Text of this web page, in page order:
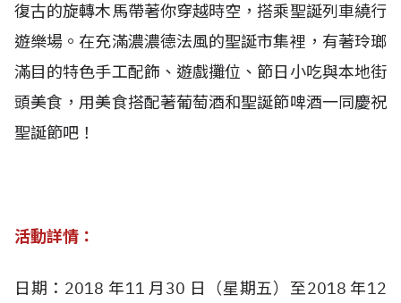
復古的旋轉木馬帶著你穿越時空，搭乘聖誕列車繞行
遊樂場。在充滿濃濃德法風的聖誕市集裡，有著玲瑯
滿目的特色手工配飾、遊戲攤位、節日小吃與本地街
頭美食，用美食搭配著葡萄酒和聖誕節啤酒一同慶祝
聖誕節吧！
活動詳情：
日期：2018 年11 月30 日（星期五）至2018 年12